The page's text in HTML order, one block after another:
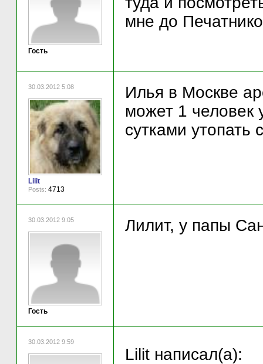
Гость
мне до
30.03.2012 5:08
Lilit
Posts: 4713
Илья в Москве
может 1 человек
сутками утопать
30.03.2012 9:05
Гость
Лилит, у папы
30.03.2012 9:59
Lilit написал(а):